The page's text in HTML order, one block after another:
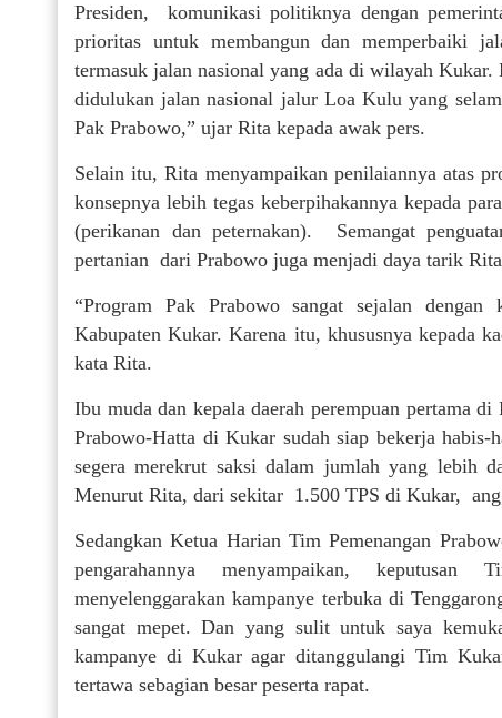
Presiden, komunikasi politiknya dengan
prioritas untuk membangun dan memperbaiki
termasuk jalan nasional yang ada di wilayah
didulukan jalan nasional jalur Loa Kulu yang
Pak Prabowo,” ujar Rita kepada awak pers.
Selain itu, Rita menyampaikan penilaiannya atas
konsepnya lebih tegas keberpihakannya kepada
(perikanan dan peternakan). Semangat
pertanian dari Prabowo juga menjadi daya tarik
“Program Pak Prabowo sangat sejalan dengan
Kabupaten Kukar. Karena itu, khususnya kepada
kata Rita.
Ibu muda dan kepala daerah perempuan pertama
Prabowo-Hatta di Kukar sudah siap bekerja habis-
segera merekrut saksi dalam jumlah yang lebih
Menurut Rita, dari sekitar 1.500 TPS di Kukar,
Sedangkan Ketua Harian Tim Pemenangan
pengarahannya menyampaikan,
menyelenggarakan kampanye terbuka di
sangat mepet. Dan yang sulit untuk saya
kampanye di Kukar agar ditanggulangi Tim
tertawa sebagian besar peserta rapat.